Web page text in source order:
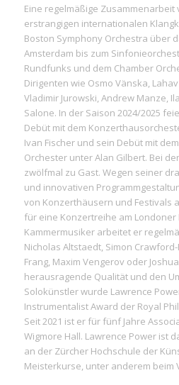
Eine regelmäßige Zusammenarbeit
erstrangigen internationalen
Boston Symphony Orchestra über
Amsterdam bis zum
Rundfunks und dem Chamber
Dirigenten wie Osmo Vänska,
Vladimir Jurowski, Andrew Manze,
Salone. In der Saison 2024/2025
Debüt mit dem
Ivan Fischer und sein Debüt mit
Orchester unter Alan Gilbert. Bei
zwölfmal zu Gast. Wegen seiner
und innovativen
von Konzerthäusern und Festivals
für eine Konzertreihe am Londoner
Kammermusiker arbeitet er
Nicholas Altstaedt, Simon
Frang, Maxim Vengerov oder
herausragende Qualität und den
Solokünstler wurde Lawrence
Instrumentalist Award der Royal
Seit 2021 ist er für fünf Jahre
Wigmore Hall. Lawrence Power ist
an der Zürcher Hochschule der
Meisterkurse, unter anderem beim